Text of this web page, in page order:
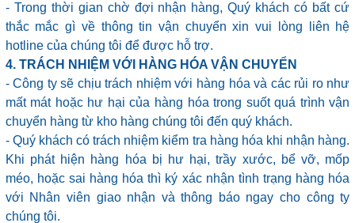
- Trong thời gian chờ đợi nhận hàng, Quý khách có bất cứ
thắc mắc gì về thông tin vận chuyển xin vui lòng liên hệ
hotline của chúng tôi để được hỗ trợ.
4. TRÁCH NHIỆM VỚI HÀNG HÓA VẬN CHUYỂN
- Công ty sẽ chịu trách nhiệm với hàng hóa và các rủi ro như
mất mát hoặc hư hại của hàng hóa trong suốt quá trình vận
chuyển hàng từ kho hàng chúng tôi đến quý khách.
- Quý khách có trách nhiệm kiểm tra hàng hóa khi nhận hàng.
Khi phát hiện hàng hóa bị hư hại, trầy xước, bể vỡ, mốp
méo, hoặc sai hàng hóa thì ký xác nhận tình trạng hàng hóa
với Nhân viên giao nhận và thông báo ngay cho công ty
chúng tôi.